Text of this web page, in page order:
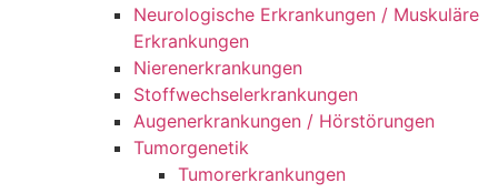
Neurologische Erkrankungen / Muskuläre
Erkrankungen
Nierenerkrankungen
Stoffwechselerkrankungen
Augenerkrankungen / Hörstörungen
Tumorgenetik
Tumorerkrankungen